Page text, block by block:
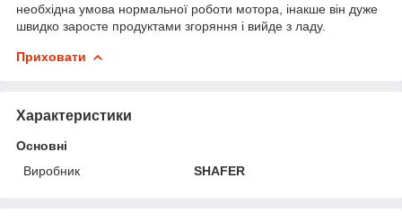
необхідна умова нормальної роботи мотора, інакше він дуже
швидко заросте продуктами згоряння і вийде з ладу.
Приховати
Характеристики
Основні
Виробник
SHAFER